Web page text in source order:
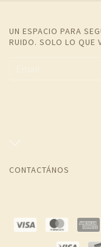
UN ESPACIO PARA
RUIDO. SOLO LO QUE
CONTACTÁNOS